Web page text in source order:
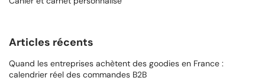
Articles récents
Quand les entreprises achètent des goodies en France :
calendrier réel des commandes B2B